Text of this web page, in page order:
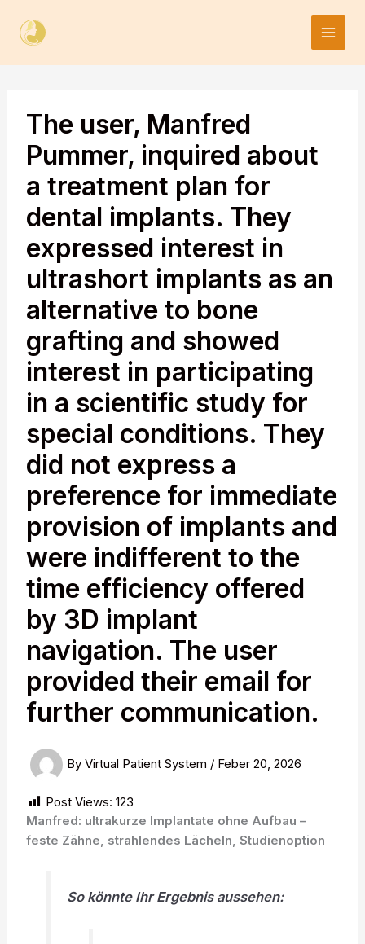
content
The user, Manfred
Pummer, inquired about
a treatment plan for
dental implants. They
expressed interest in
ultrashort implants as an
alternative to bone
grafting and showed
interest in participating
in a scientific study for
special conditions. They
did not express a
preference for immediate
provision of implants and
were indifferent to the
time efficiency offered
by 3D implant
navigation. The user
provided their email for
further communication.
ByVirtual Patient System / Feber 20, 2026
Post Views: 123
Manfred: ultrakurze Implantate ohne Aufbau –
feste Zähne, strahlendes Lächeln, Studienoption
So könnte Ihr Ergebnis aussehen: